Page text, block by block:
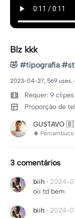
Blz kkk
🤣 #tipografia
2023-04-27, 569 uses,
Requer: 9 clipes
Proporção de
GUSTAVO
🌵
3 comentários
biih · 2024-
oii td bem
biih · 2024-